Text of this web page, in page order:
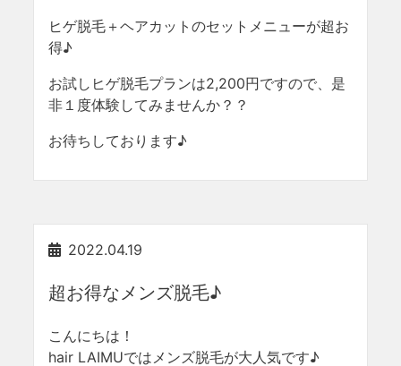
ヒゲ脱毛＋ヘアカットのセットメニューが超お
得♪
お試しヒゲ脱毛プランは2,200円ですので、是
非１度体験してみませんか？？
お待ちしております♪
2022.04.19
超お得なメンズ脱毛♪
こんにちは！
hair LAIMUではメンズ脱毛が大人気です♪